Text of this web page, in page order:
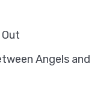
Angels and